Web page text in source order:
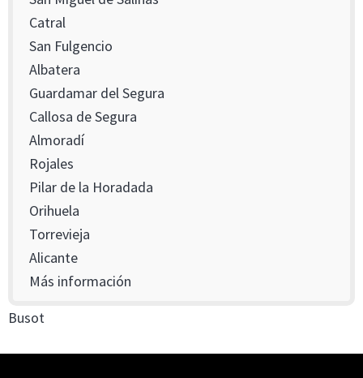
Catral
San Fulgencio
Albatera
Guardamar del Segura
Callosa de Segura
Almoradí
Rojales
Pilar de la Horadada
Orihuela
Torrevieja
Alicante
Más información
Busot